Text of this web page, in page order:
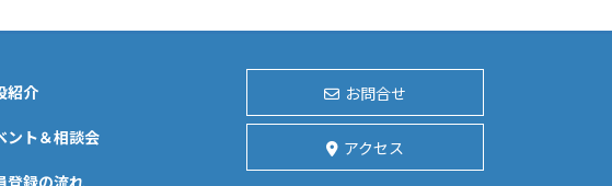
紹介
ント＆相談会
お問合せ
アクセス